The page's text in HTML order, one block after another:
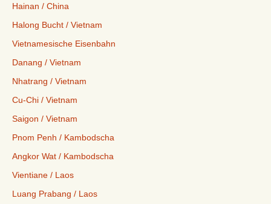
Hainan / China
Halong Bucht / Vietnam
Vietnamesische Eisenbahn
Danang / Vietnam
Nhatrang / Vietnam
Cu-Chi / Vietnam
Saigon / Vietnam
Pnom Penh / Kambodscha
Angkor Wat / Kambodscha
Vientiane / Laos
Luang Prabang / Laos